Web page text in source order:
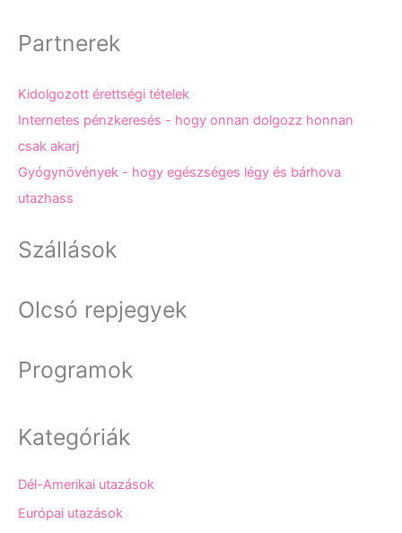
Partnerek
Kidolgozott érettségi tételek
Internetes pénzkeresés - hogy onnan dolgozz honnan
csak akarj
Gyógynövények - hogy egészséges légy és bárhova
utazhass
Szállások
Olcsó repjegyek
Programok
Kategóriák
Dél-Amerikai utazások
Európai utazások